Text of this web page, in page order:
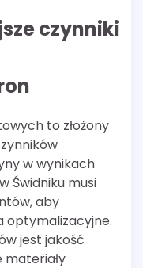
czynniki
to złożony
w wynikach
Świdniku musi
aby
optymalizacyjne.
jest jakość
materiały